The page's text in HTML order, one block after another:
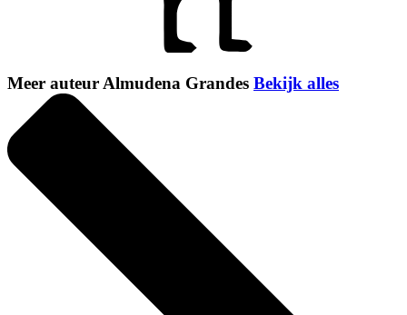
Meer auteur Almudena Grandes Bekijk alles